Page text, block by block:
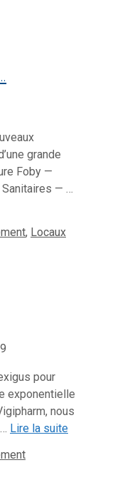
grande
Foby —
— …
, Locaux
pour
exponentielle
nous
Lire la suite